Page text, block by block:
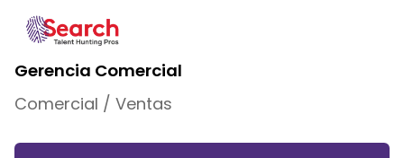
Gerencia Comercial
Comercial / Ventas